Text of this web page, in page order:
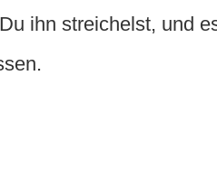
ihn streichelst, und